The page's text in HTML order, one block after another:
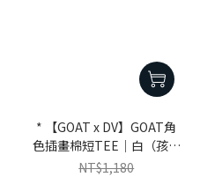
* 【GOAT x DV】GOAT角
色插畫棉短TEE｜白（孩童
版）
NT$1,180